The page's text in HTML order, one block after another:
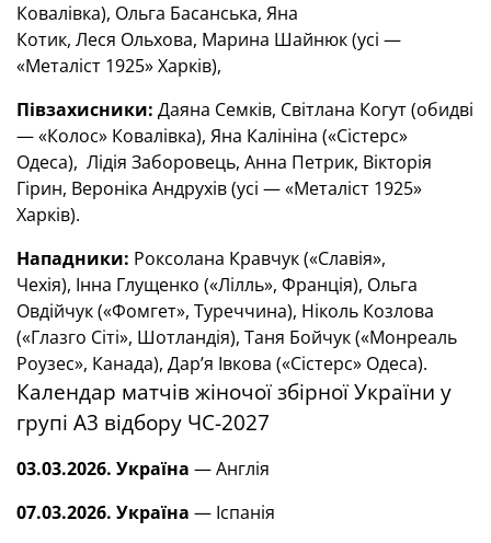
Ковалівка), Ольга Басанська, Яна
Котик, Леся Ольхова, Марина Шайнюк (усі —
«Металіст 1925» Харків),
Півзахисники: Даяна Семків, Світлана Когут (обидві
— «Колос» Ковалівка), Яна Калініна («Сістерс»
Одеса), Лідія Заборовець, Анна Петрик, Вікторія
Гірин, Вероніка Андрухів (усі — «Металіст 1925»
Харків).
Нападники: Роксолана Кравчук («Славія»,
Чехія), Інна Глущенко («Лілль», Франція), Ольга
Овдійчук («Фомгет», Туреччина), Ніколь Козлова
(«Глазго Сіті», Шотландія), Таня Бойчук («Монреаль
Роузес», Канада), Дар’я Івкова («Сістерс» Одеса).
Календар матчів жіночої збірної України у
групі А3 відбору ЧС-2027
03.03.2026. Україна — Англія
07.03.2026. Україна — Іспанія